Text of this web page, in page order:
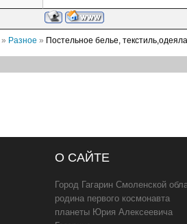
» Разное » Постельное белье,
О САЙТЕ
Город Гагарин Смоленской
родина первого космонавта
планеты Юрия Алексеевича